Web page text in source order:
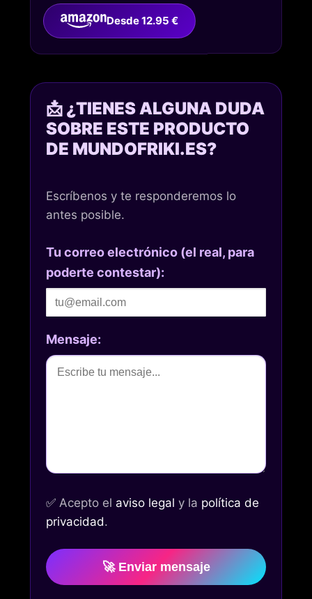
Desde 12.95 €
📩 ¿TIENES ALGUNA DUDA
SOBRE ESTE PRODUCTO
DE MUNDOFRIKI.ES?
Escríbenos y te responderemos lo
antes posible.
Tu correo electrónico (el real, para
poderte contestar):
Mensaje:
✅ Acepto el aviso legal y la política de
privacidad.
🚀 Enviar mensaje